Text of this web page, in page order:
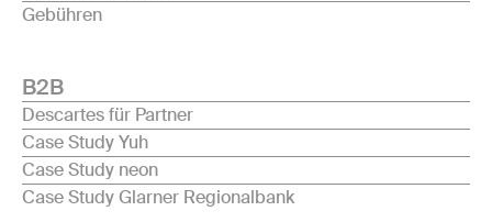
Gebühren
B2B
Descartes für Partner
Case Study Yuh
Case Study neon
Case Study Glarner Regionalbank